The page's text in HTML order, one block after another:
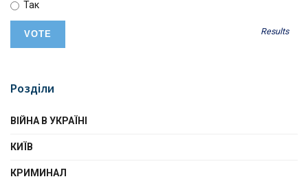
Так
Results
Розділи
ВІЙНА В УКРАЇНІ
КИЇВ
КРИМИНАЛ